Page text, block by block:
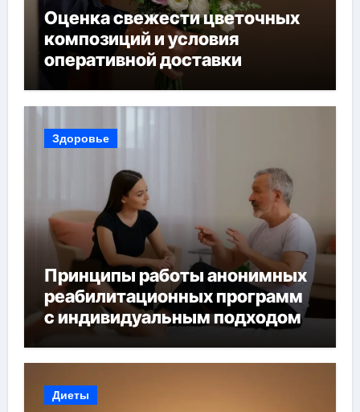
Оценка свежести цветочных
композиций и условия
оперативной доставки
Здоровье
Принципы работы анонимных
реабилитационных программ
с индивидуальным подходом
Диеты